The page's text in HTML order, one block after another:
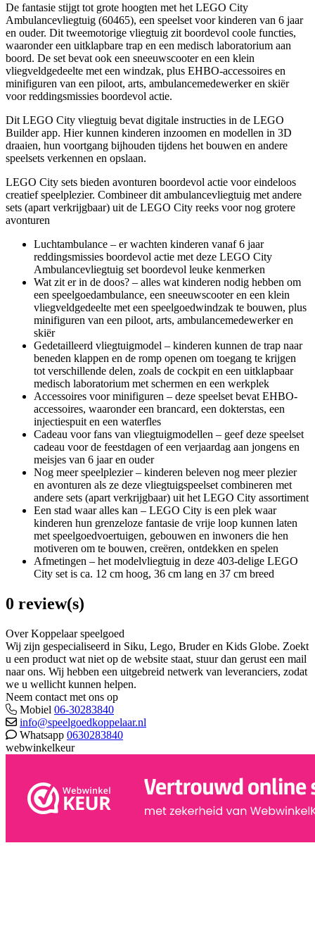
De fantasie stijgt tot grote hoogten met het LEGO City
Ambulancevliegtuig (60465), een speelset voor kinderen van 6 jaar
en ouder. Dit tweemotorige vliegtuig zit boordevol coole functies,
waaronder een uitklapbare trap en een medisch laboratorium aan
boord. De set bevat ook een sneeuwscooter en een klein
vliegveldgedeelte met een windzak, plus EHBO-accessoires en
minifiguren van een piloot, arts, ambulancemedewerker en skiër
voor reddingsmissies boordevol actie.
Dit LEGO City vliegtuig bevat digitale instructies in de LEGO
Builder app. Hier kunnen kinderen inzoomen en modellen in 3D
draaien, hun voortgang bijhouden tijdens het bouwen en andere
speelsets verkennen en opslaan.
LEGO City sets bieden avonturen boordevol actie voor eindeloos
creatief speelplezier. Combineer dit ambulancevliegtuig met andere
sets (apart verkrijgbaar) uit de LEGO City reeks voor nog grotere
avonturen
Luchtambulance – er wachten kinderen vanaf 6 jaar
reddingsmissies boordevol actie met deze LEGO City
Ambulancevliegtuig set boordevol leuke kenmerken
Wat zit er in de doos? – alles wat kinderen nodig hebben om
een speelgoedambulance, een sneeuwscooter en een klein
vliegveldgedeelte met een speelgoedwindzak te bouwen, plus
minifiguren van een piloot, arts, ambulancemedewerker en
skiër
Gedetailleerd vliegtuigmodel – kinderen kunnen de trap naar
beneden klappen en de romp openen om toegang te krijgen
tot verschillende delen, zoals de cockpit en een uitklapbaar
medisch laboratorium met schermen en een werkplek
Accessoires voor minifiguren – deze speelset bevat EHBO-
accessoires, waaronder een brancard, een dokterstas, een
injectiespuit en een waterfles
Cadeau voor fans van vliegtuigmodellen – geef deze speelset
cadeau voor de feestdagen of een verjaardag aan jongens en
meisjes van 6 jaar en ouder
Nog meer speelplezier – kinderen beleven nog meer plezier
en avonturen als ze deze vliegtuigspeelset combineren met
andere sets (apart verkrijgbaar) uit het LEGO City assortiment
Een stad waar alles kan – LEGO City is een plek waar
kinderen hun grenzeloze fantasie de vrije loop kunnen laten
met speelgoedvoertuigen, gebouwen en inwoners die hen
motiveren om te bouwen, creëren, ontdekken en spelen
Afmetingen – het modelvliegtuig in deze 403-delige LEGO
City set is ca. 12 cm hoog, 36 cm lang en 37 cm breed
0 review(s)
Over Koppelaar speelgoed
Wij zijn gespecialiseerd in Siku, Lego, Bruder en Kids Globe. Zoekt
u een product wat niet op de website staat, stuur dan gerust een mail
naar ons. Wij hebben een uitgebreid netwerk van leveranciers, zodat
we u wellicht kunnen helpen.
Neem contact met ons op
Mobiel 06-30283840
info@speelgoedkoppelaar.nl
Whatsapp 0630283840
webwinkelkeur